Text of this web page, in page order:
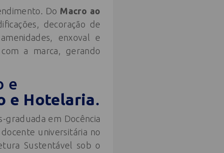
Do Macro ao
decoração de
enxoval e
a marca, gerando
e
e Hotelaria.
em Docência
universitária no
Sustentável sob o